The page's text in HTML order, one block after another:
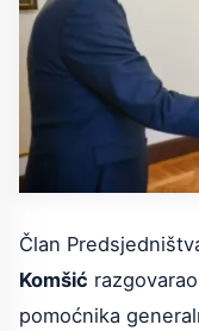
Član
Komšić
pomoćnika